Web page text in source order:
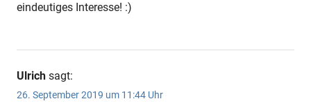
eindeutiges Interesse! :)
Ulrich sagt:
26. September 2019 um 11:44 Uhr